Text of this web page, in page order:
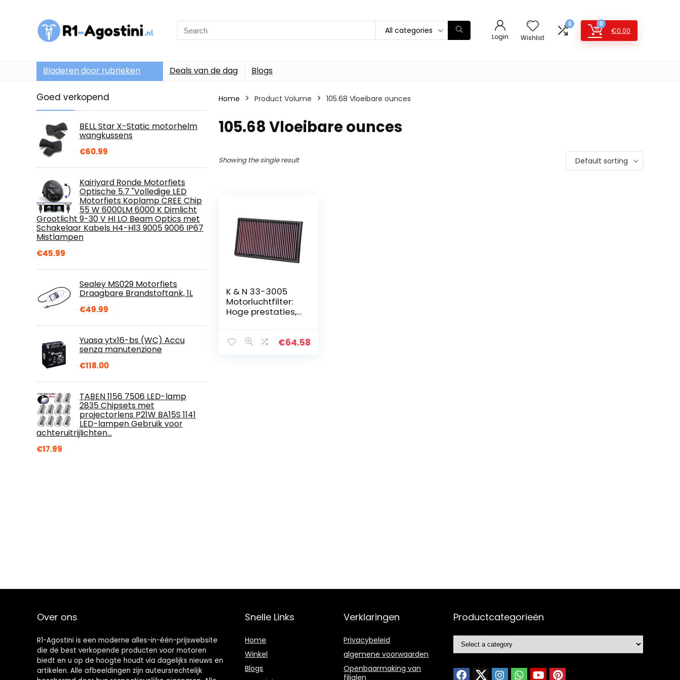
Search
for:
All categories
Login Wishlist
0 0
€0.00
Bladeren door rubrieken Deals van de dag Blogs
Goed verkopend
BELL Star X-Static motorhelm
wangkussens
€60.99
Kairiyard Ronde Motorfiets
Optische 5.7 "Volledige LED
Motorfiets Koplamp CREE Chip
55 W 6000LM 6000 K Dimlicht
Grootlicht 9-30 V HI LO Beam Optics met
Schakelaar Kabels H4-H13 9005 9006 IP67
Mistlampen
€45.99
Sealey MS029 Motorfiets
Draagbare Brandstoftank, 1L
€49.99
Yuasa ytx16-bs (WC) Accu
senza manutenzione
€118.00
TABEN 1156 7506 LED-lamp
2835 Chipsets met
projectorlens P21W BA15S 1141
LED-lampen Gebruik voor
achteruitrijlichten…
€17.99
Home Product Volume 105.68 Vloeibare ounces
105.68 Vloeibare ounces
Showing the single result Default sorting
K & N 33-3005
Motorluchtfilter:
Hoge prestaties,
vervangingsfilter,
€64.58
Over ons
R1-Agostini is een moderne alles-in-één-prijswebsite
die de best verkopende producten voor motoren
biedt en u op de hoogte houdt via dagelijks nieuws en
artikelen. Alle afbeeldingen zijn auteursrechtelijk
Snelle Links
Home
Winkel
Blogs
Verklaringen
Privacybeleid
algemene voorwaarden
Openbaarmaking van
filialen
Productcategorieën